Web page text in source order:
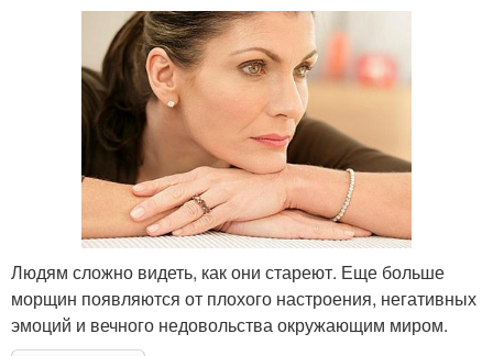
Людям сложно видеть, как они стареют. Еще больше
морщин появляются от плохого настроения, негативных
эмоций и вечного недовольства окружающим миром.